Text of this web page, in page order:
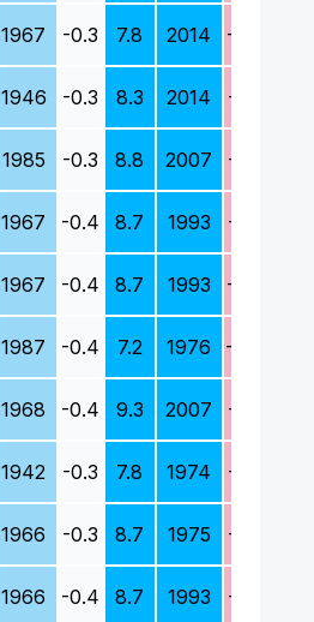
1967 -0.3 7.8 2014 -8.9
1946 -0.3 8.3 2014 -8.5
1985 -0.3 8.8 2007 -8.2
1967 -0.4 8.7 1993 -6.2
1967 -0.4 8.7 1993 -8.7
1987 -0.4 7.2 1976 -11.3
1968 -0.4 9.3 2007 -7.6
1942 -0.3 7.8 1974 -8.2
1966 -0.3 8.7 1975 -8.5
1966 -0.4 8.7 1993 -8.2